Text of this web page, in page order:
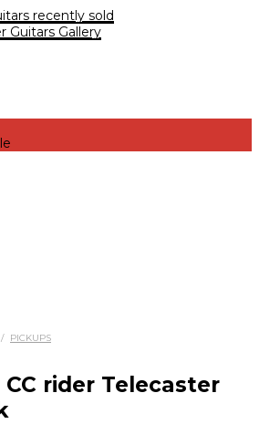
recently sold
Guitars Gallery
/ PICKUPS
rider Telecaster